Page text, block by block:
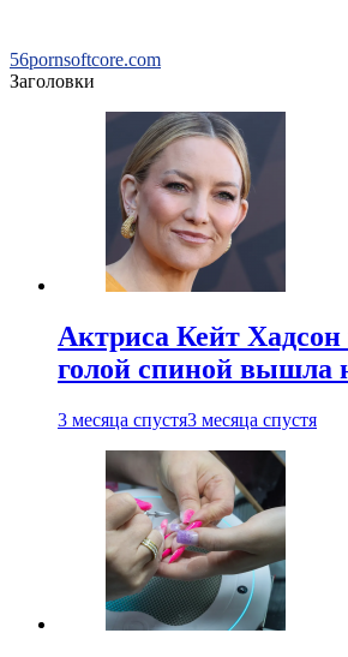
56pornsoftcore.com
Заголовки
Актриса Кейт Хадсон
голой спиной вышла
3 месяца спустя3 месяца спустя